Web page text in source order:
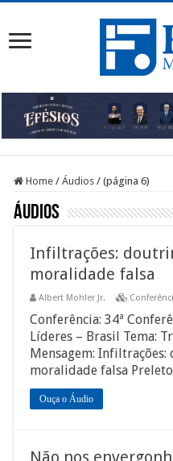
Home / Áudios / (página 6)
Áudios
Infiltrações:
moralidade falsa
Albert Mohler Jr.
Conferência: 34ª
Líderes – Brasil Tema:
Mensagem:
moralidade falsa
Ouça o Áudio
Não nos